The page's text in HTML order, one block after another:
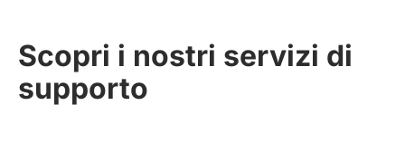
Scopri i nostri servizi di
supporto